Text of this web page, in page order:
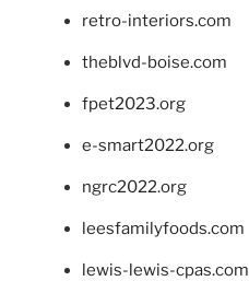
retro-interiors.com
theblvd-boise.com
fpet2023.org
e-smart2022.org
ngrc2022.org
leesfamilyfoods.com
lewis-lewis-cpas.com